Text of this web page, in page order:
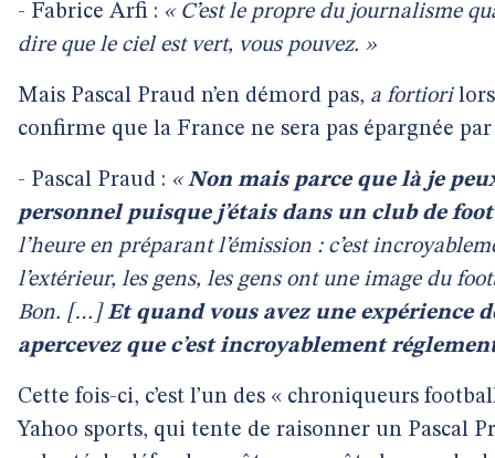
- Fabrice Arfi : « C’est le propre du journalisme
dire que le ciel est vert, vous pouvez. »
Mais Pascal Praud n’en démord pas, a fortiori
confirme que la France ne sera pas épargnée
- Pascal Praud : «Non mais parce que là je
personnel puisque j’étais dans un club de
l’heure en préparant l’émission : c’est
l’extérieur, les gens, les gens ont une image du
Bon. […] Et quand vous avez une expérience
apercevez que c’est incroyablement
Cette fois-ci, c’est l’un des « chroniqueurs
Yahoo sports, qui tente de raisonner un Pascal